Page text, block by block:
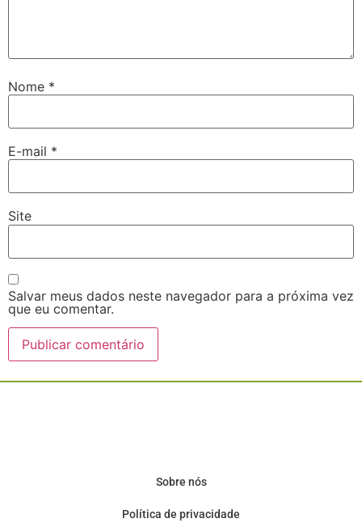
Nome *
E-mail *
Site
Salvar meus dados neste navegador para a próxima vez
que eu comentar.
Sobre nós
Política de privacidade